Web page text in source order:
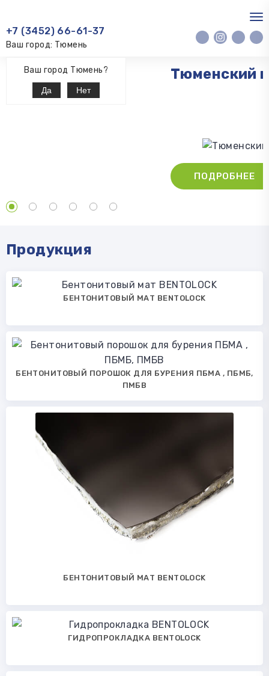
+7 (3452) 66-61-37
Ваш город: Тюмень
Ваш город Тюмень?
Да Нет
Тюменский
ПОДРОБНЕЕ
Продукция
БЕНТОНИТОВЫЙ МАТ BENTOLOCK
БЕНТОНИТОВЫЙ ПОРОШОК ДЛЯ БУРЕНИЯ ПБМА , ПБМБ,
ПМБВ
БЕНТОНИТОВЫЙ МАТ BENTOLOCK
ГИДРОПРОКЛАДКА BENTOLOCK